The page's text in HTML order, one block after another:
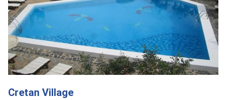
Cretan Village